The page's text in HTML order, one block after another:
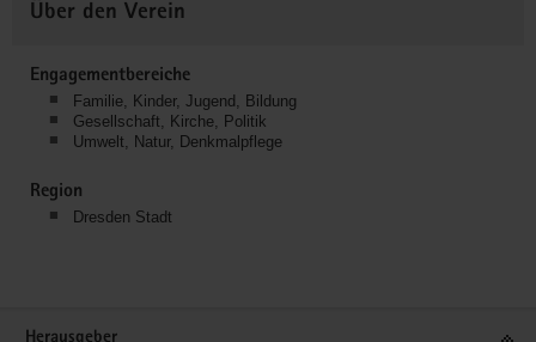
Über den Verein
Engagementbereiche
Familie, Kinder, Jugend, Bildung
Gesellschaft, Kirche, Politik
Umwelt, Natur, Denkmalpflege
Region
Dresden Stadt
Herausgeber